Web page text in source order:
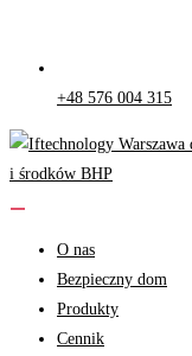
+48 576 004 315
O nas
Bezpieczny dom
Produkty
Cennik